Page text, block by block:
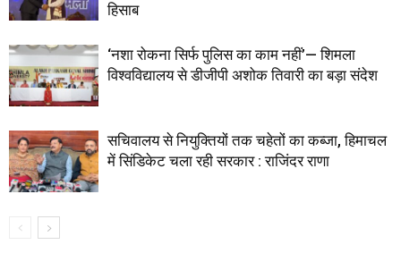
हिसाब
‘नशा रोकना सिर्फ पुलिस का काम नहीं’— शिमला
विश्वविद्यालय से डीजीपी अशोक तिवारी का बड़ा संदेश
सचिवालय से नियुक्तियों तक चहेतों का कब्जा, हिमाचल
में सिंडिकेट चला रही सरकार : राजिंदर राणा